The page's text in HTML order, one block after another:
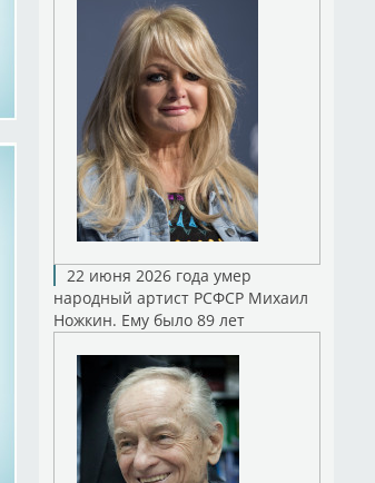
22 июня 2026 года умер
народный артист РСФСР Михаил
Ножкин. Ему было 89 лет